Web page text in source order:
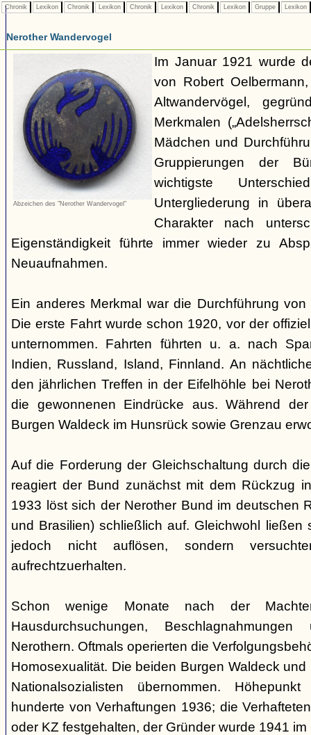
Chronik Lexikon Chronik Lexikon Chronik Lexikon Chronik Lexikon Gruppe Lexikon
Nerother Wandervogel
Abzeichen des "Nerother Wandervogel"
Im Januar 1921 wurde
von Robert
Altwandervögel,
Merkmalen
Mädchen und
Gruppierungen der
wichtigste
Untergliederung in
Charakter nach
Eigenständigkeit führte immer wieder zu
Neuaufnahmen.
Ein anderes Merkmal war die Durchführung
Die erste Fahrt wurde schon 1920, vor der
unternommen. Fahrten führten u. a. nach
Indien, Russland, Island, Finnland. An
den jährlichen Treffen in der Eifelhöhle bei
die gewonnenen Eindrücke aus. Während
Burgen Waldeck im Hunsrück sowie Grenzau
Auf die Forderung der Gleichschaltung durch
reagiert der Bund zunächst mit dem Rückzug
1933 löst sich der Nerother Bund im deutschen
und Brasilien) schließlich auf. Gleichwohl ließen
jedoch nicht auflösen, sondern
aufrechtzuerhalten.
Schon wenige Monate nach der
Hausdurchsuchungen,
Nerothern. Oftmals operierten die
Homosexualität. Die beiden Burgen Waldeck
Nationalsozialisten übernommen.
hunderte von Verhaftungen 1936; die
oder KZ festgehalten, der Gründer wurde 1941